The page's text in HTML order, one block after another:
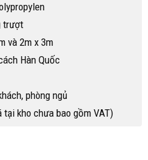
trượt
và 2m x 3m
Hàn Quốc
phòng ngủ
kho chưa bao gồm VAT)